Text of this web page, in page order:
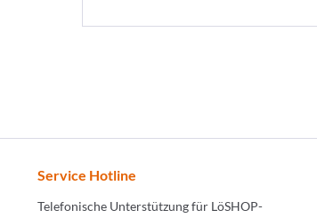
Service Hotline
Telefonische Unterstützung für LöSHOP-